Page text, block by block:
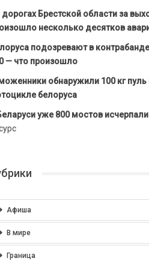
дорогах Брестской области за
несколько десятков
подозревают в
— что произошло
обнаружили 100 кг пуль
белоруса
уже 800 мостов
Афиша
В мире
Граница